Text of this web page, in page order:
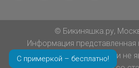
С примеркой – бесплатно!
© Бикиняшка.ру,
Информация представленная
ознакомительный характер и не